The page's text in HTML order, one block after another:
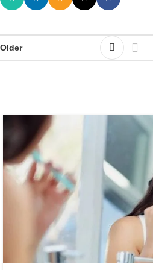
Older